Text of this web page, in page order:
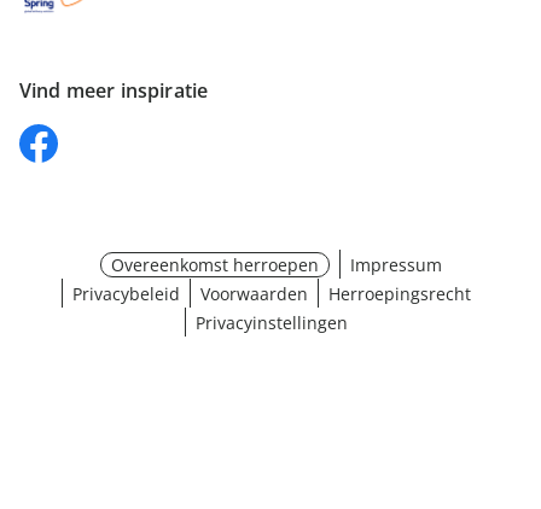
Vind meer inspiratie
Overeenkomst herroepen
Impressum
Privacybeleid
Voorwaarden
Herroepingsrecht
Privacyinstellingen